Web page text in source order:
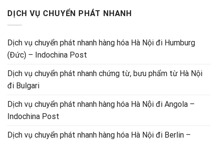
DỊCH VỤ CHUYỂN PHÁT NHANH
Dịch vụ chuyển phát nhanh hàng hóa Hà Nội đi Humburg
(Đức) – Indochina Post
Dịch vụ chuyển phát nhanh chứng từ, bưu phẩm từ Hà Nội
đi Bulgari
Dịch vụ chuyển phát nhanh hàng hóa Hà Nội đi Angola –
Indochina Post
Dịch vụ chuyển phát nhanh hàng hóa Hà Nội đi Berlin –